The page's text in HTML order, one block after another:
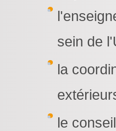
sein de
la
le